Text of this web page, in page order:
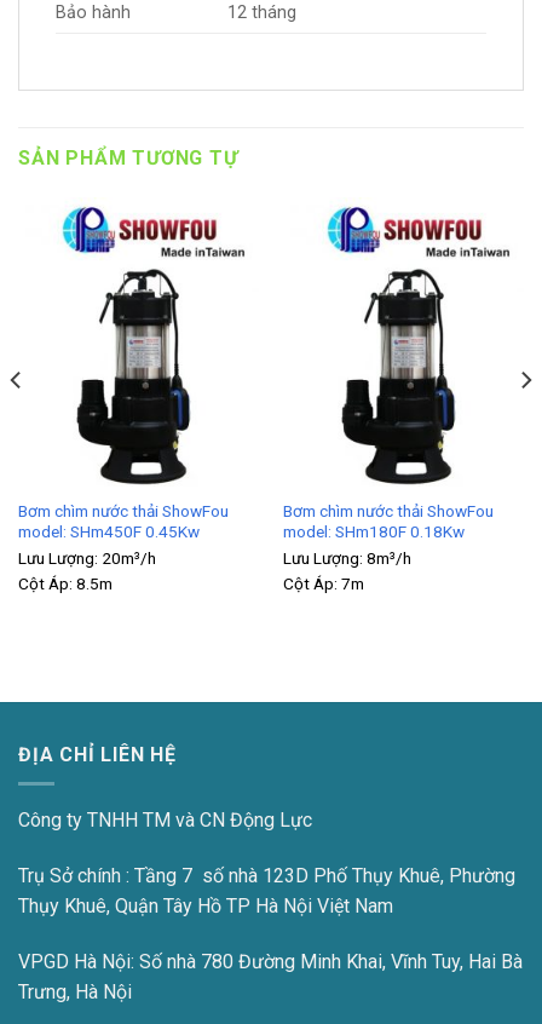
Bảo hành 12 tháng
SẢN PHẨM TƯƠNG TỰ
Bơm chìm nước thải ShowFou
model: SHm450F 0.45Kw
Lưu Lượng: 20m³/h
Cột Áp: 8.5m
Bơm chìm nước thải ShowFou
model: SHm180F 0.18Kw
Lưu Lượng: 8m³/h
Cột Áp: 7m
ĐỊA CHỈ LIÊN HỆ
Công ty TNHH TM và CN Động Lực
Trụ Sở chính : Tầng 7 số nhà 123D Phố Thụy Khuê, Phường
Thụy Khuê, Quận Tây Hồ TP Hà Nội Việt Nam
VPGD Hà Nội: Số nhà 780 Đường Minh Khai, Vĩnh Tuy, Hai Bà
Trưng, Hà Nội